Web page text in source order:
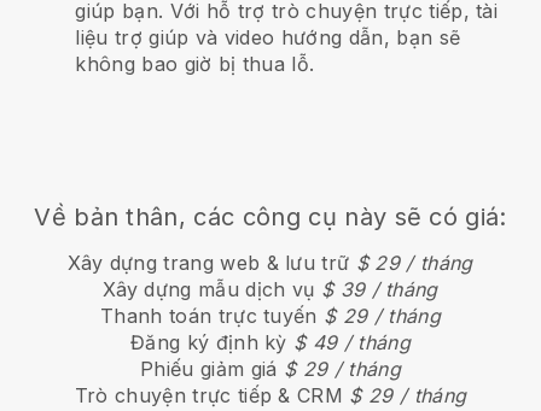
giúp bạn. Với hỗ trợ trò chuyện trực tiếp, tài
liệu trợ giúp và video hướng dẫn, bạn sẽ
không bao giờ bị thua lỗ.
Về bản thân, các công cụ này sẽ có giá:
Xây dựng trang web & lưu trữ $ 29 / tháng
Xây dựng mẫu dịch vụ $ 39 / tháng
Thanh toán trực tuyến $ 29 / tháng
Đăng ký định kỳ $ 49 / tháng
Phiếu giảm giá $ 29 / tháng
Trò chuyện trực tiếp & CRM $ 29 / tháng